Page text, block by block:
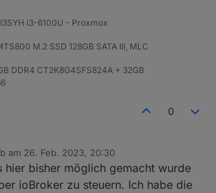
Hinweis: Bitte denkt euch eine
Screenshots hier
auch dauernd ab und wird neu
in allen Skripten und im Adapter immer
eigenen userID tokens usw genommen.
wird unter Objekte leider auch kein
sollte es keine disconnects mehr geben.
i3-6100U - Proxmox
M.2 SSD 128GB SATA III, MLC
DDR4 CT2K8G4SFS824A + 32GB
0
am 26. Feb. 2023, 20:30
editiert von
hier bisher möglich gemacht wurde
ioBroker zu steuern. Ich habe die